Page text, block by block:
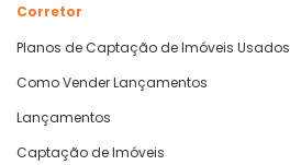
Corretor
Planos de Captação de Imóveis Usados
Como Vender Lançamentos
Lançamentos
Captação de Imóveis